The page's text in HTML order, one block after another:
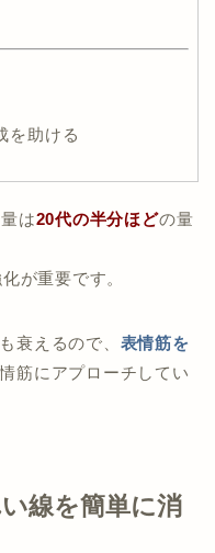
を助ける
は20代の半分ほどの量
が重要です。
衰えるので、 表情筋を
筋にアプローチしてい
線を簡単に消